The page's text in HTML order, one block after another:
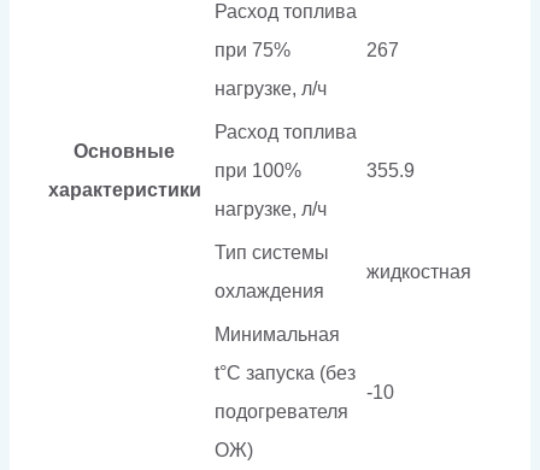
Основные
характеристики
Расход топлива
при 75%
нагрузке, л/ч
267
Расход топлива
при 100%
нагрузке, л/ч
355.9
Тип системы
охлаждения
жидкостная
Минимальная
t°С запуска (без
подогревателя
ОЖ)
-10